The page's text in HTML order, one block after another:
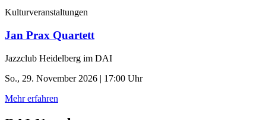
Kulturveranstaltungen
Jan Prax Quartett
Jazzclub Heidelberg im DAI
So., 29. November 2026 | 17:00 Uhr
Mehr erfahren